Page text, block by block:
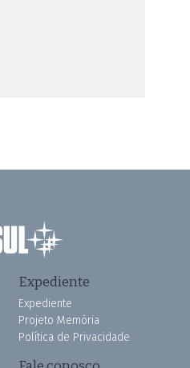
Expediente
Expediente
Projeto Memória
Política de Privacidade